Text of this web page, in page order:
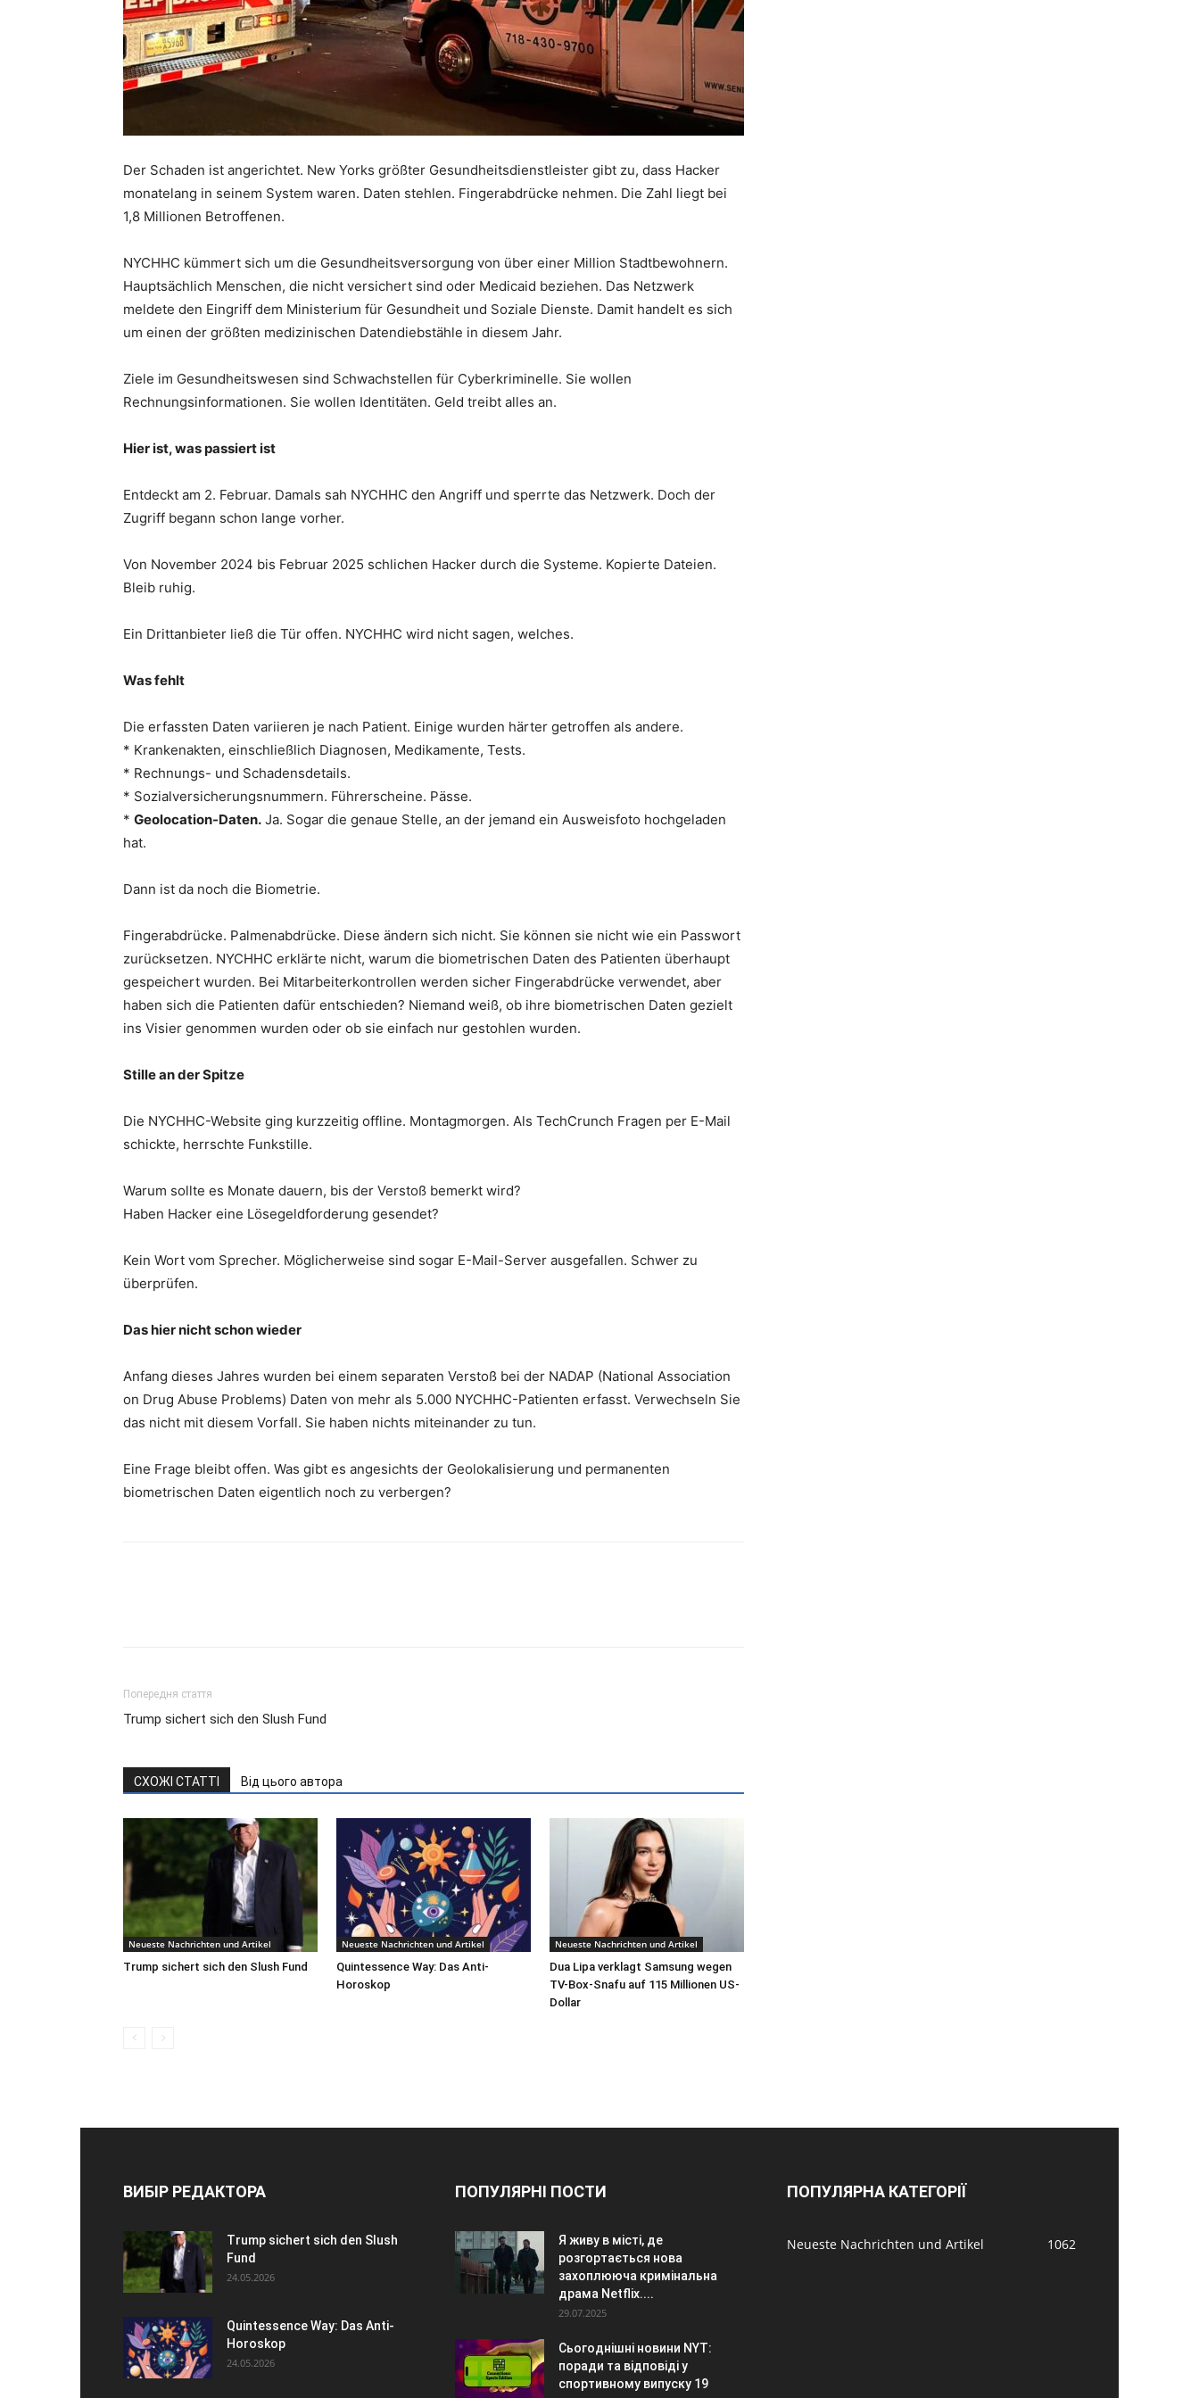
Der Schaden ist angerichtet. New Yorks größter Gesundheitsdienstleister gibt zu, dass Hacker
monatelang in seinem System waren. Daten stehlen. Fingerabdrücke nehmen. Die Zahl liegt bei
1,8 Millionen Betroffenen.
NYCHHC kümmert sich um die Gesundheitsversorgung von über einer Million Stadtbewohnern.
Hauptsächlich Menschen, die nicht versichert sind oder Medicaid beziehen. Das Netzwerk
meldete den Eingriff dem Ministerium für Gesundheit und Soziale Dienste. Damit handelt es sich
um einen der größten medizinischen Datendiebstähle in diesem Jahr.
Ziele im Gesundheitswesen sind Schwachstellen für Cyberkriminelle. Sie wollen
Rechnungsinformationen. Sie wollen Identitäten. Geld treibt alles an.
Hier ist, was passiert ist
Entdeckt am 2. Februar. Damals sah NYCHHC den Angriff und sperrte das Netzwerk. Doch der
Zugriff begann schon lange vorher.
Von November 2024 bis Februar 2025 schlichen Hacker durch die Systeme. Kopierte Dateien.
Bleib ruhig.
Ein Drittanbieter ließ die Tür offen. NYCHHC wird nicht sagen, welches.
Was fehlt
Die erfassten Daten variieren je nach Patient. Einige wurden härter getroffen als andere.
* Krankenakten, einschließlich Diagnosen, Medikamente, Tests.
* Rechnungs- und Schadensdetails.
* Sozialversicherungsnummern. Führerscheine. Pässe.
* Geolocation-Daten. Ja. Sogar die genaue Stelle, an der jemand ein Ausweisfoto hochgeladen
hat.
Dann ist da noch die Biometrie.
Fingerabdrücke. Palmenabdrücke. Diese ändern sich nicht. Sie können sie nicht wie ein Passwort
zurücksetzen. NYCHHC erklärte nicht, warum die biometrischen Daten des Patienten überhaupt
gespeichert wurden. Bei Mitarbeiterkontrollen werden sicher Fingerabdrücke verwendet, aber
haben sich die Patienten dafür entschieden? Niemand weiß, ob ihre biometrischen Daten gezielt
ins Visier genommen wurden oder ob sie einfach nur gestohlen wurden.
Stille an der Spitze
Die NYCHHC-Website ging kurzzeitig offline. Montagmorgen. Als TechCrunch Fragen per E-Mail
schickte, herrschte Funkstille.
Warum sollte es Monate dauern, bis der Verstoß bemerkt wird?
Haben Hacker eine Lösegeldforderung gesendet?
Kein Wort vom Sprecher. Möglicherweise sind sogar E-Mail-Server ausgefallen. Schwer zu
überprüfen.
Das hier nicht schon wieder
Anfang dieses Jahres wurden bei einem separaten Verstoß bei der NADAP (National Association
on Drug Abuse Problems) Daten von mehr als 5.000 NYCHHC-Patienten erfasst. Verwechseln Sie
das nicht mit diesem Vorfall. Sie haben nichts miteinander zu tun.
Eine Frage bleibt offen. Was gibt es angesichts der Geolokalisierung und permanenten
biometrischen Daten eigentlich noch zu verbergen?
Попередня стаття
Trump sichert sich den Slush Fund
СХОЖІ СТАТТІ Від цього автора
Neueste Nachrichten und Artikel
Trump sichert sich den Slush Fund
Neueste Nachrichten und Artikel
Quintessence Way: Das Anti-
Horoskop
Neueste Nachrichten und Artikel
Dua Lipa verklagt Samsung wegen
TV-Box-Snafu auf 115 Millionen US-
Dollar
ВИБІР РЕДАКТОРА
Trump sichert sich den Slush
Fund
24.05.2026
Quintessence Way: Das Anti-
Horoskop
24.05.2026
ПОПУЛЯРНІ ПОСТИ
Я живу в місті, де
розгортається нова
захоплююча кримінальна
драма Netflix....
29.07.2025
Сьогоднішні новини NYT:
поради та відповіді у
спортивному випуску 19
ПОПУЛЯРНА КАТЕГОРІЇ
Neueste Nachrichten und Artikel 1062